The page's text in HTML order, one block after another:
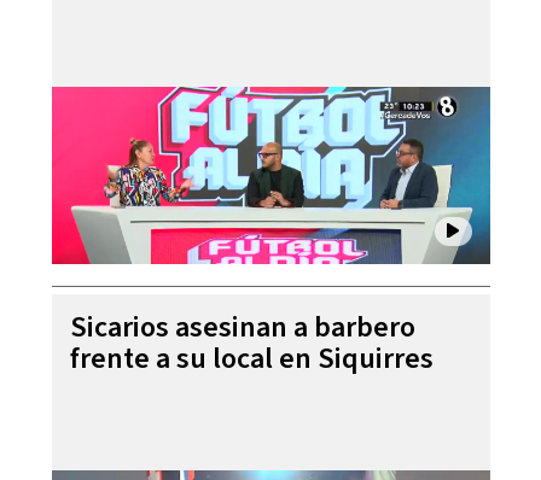
Sicarios asesinan a barbero
frente a su local en Siquirres